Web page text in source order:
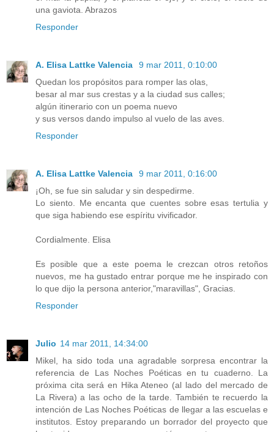
una gaviota. Abrazos
Responder
A. Elisa Lattke Valencia
9 mar 2011, 0:10:00
Quedan los propósitos para romper las olas,
besar al mar sus crestas y a la ciudad sus calles;
algún itinerario con un poema nuevo
y sus versos dando impulso al vuelo de las aves.
Responder
A. Elisa Lattke Valencia
9 mar 2011, 0:16:00
¡Oh, se fue sin saludar y sin despedirme.
Lo siento. Me encanta que cuentes sobre esas tertulia y
que siga habiendo ese espíritu vivificador.
Cordialmente. Elisa
Es posible que a este poema le crezcan otros retoños
nuevos, me ha gustado entrar porque me he inspirado con
lo que dijo la persona anterior,"maravillas", Gracias.
Responder
Julio 14 mar 2011, 14:34:00
Mikel, ha sido toda una agradable sorpresa encontrar la
referencia de Las Noches Poéticas en tu cuaderno. La
próxima cita será en Hika Ateneo (al lado del mercado de
La Rivera) a las ocho de la tarde. También te recuerdo la
intención de Las Noches Poéticas de llegar a las escuelas e
institutos. Estoy preparando un borrador del proyecto que